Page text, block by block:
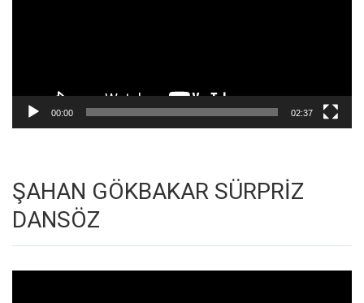
00:00 02:37
ŞAHAN GÖKBAKAR SÜRPRİZ
DANSÖZ